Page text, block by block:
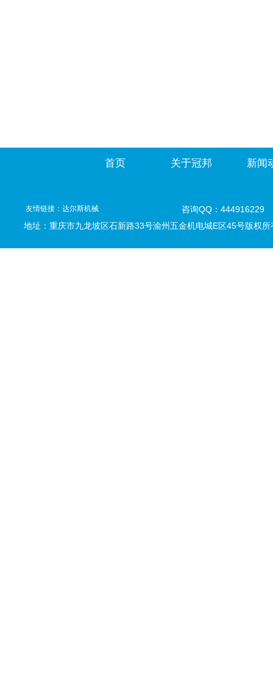
咨询QQ：444916229
首页 关于冠邦 新闻
地址：重庆市九龙坡区石新路33号渝州五金机电城E区45号版权
友情链接： 达尔斯机械